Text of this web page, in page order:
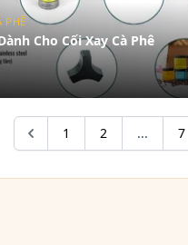
PHÊ
Cho Cối Xay Cà Phê
1 2 ... 7